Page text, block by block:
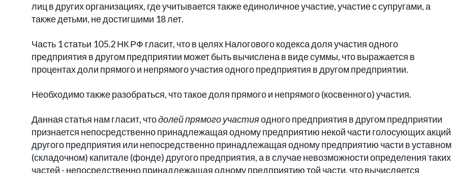
лиц в других организациях, где учитывается также единоличное участие, участие с супругами, а
также детьми, не достигшими 18 лет.
Часть 1 статьи 105.2 НК РФ гласит, что в целях Налогового кодекса доля участия одного
предприятия в другом предприятии может быть вычислена в виде суммы, что выражается в
процентах доли прямого и непрямого участия одного предприятия в другом предприятии.
Необходимо также разобраться, что такое доля прямого и непрямого (косвенного) участия.
Данная статья нам гласит, чтодолей прямого участияодного предприятия в другом предприятии
признается непосредственно принадлежащая одному предприятию некой части голосующих акций
другого предприятия или непосредственно принадлежащая одному предприятию части в уставном
(складочном) капитале (фонде) другого предприятия, а в случае невозможности определения таких
частей - непосредственно принадлежащая одному предприятию той части, что вычисляется